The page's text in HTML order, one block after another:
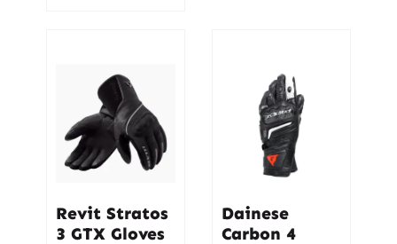
Revit Stratos
3 GTX Gloves
Dainese
Carbon 4